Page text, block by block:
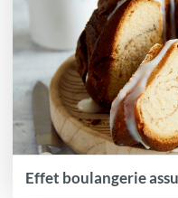
Effet boulangerie